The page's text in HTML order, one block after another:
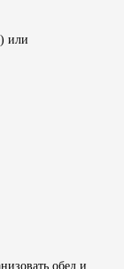
или
обед и